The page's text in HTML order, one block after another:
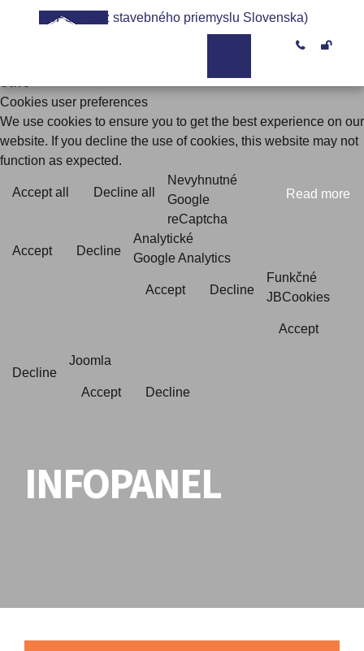
Cookies user preferences
We use cookies to ensure you to get the best experience on our
website. If you decline the use of cookies, this website may not
function as expected.
Accept all Decline all Read more
Nevyhnutné
Google
reCaptcha
Accept Decline
Analytické
Google Analytics
Accept Decline
Funkčné
JBCookies
Accept
Decline
Joomla
Accept Decline
ZSPS (Zväz stavebného priemyslu Slovenska)
 
INFOPANEL